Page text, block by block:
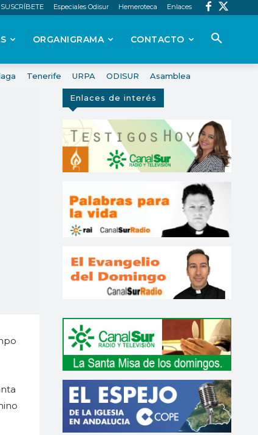
SUSCRÍBETE Especiales Odisur Hemeroteca Enlaces
ORGANIGRAMA CONTACTO
Tenerife URPA ODISUR Asamblea
Enlaces de interés